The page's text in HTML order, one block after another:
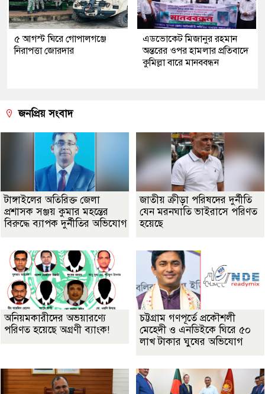
৫ আগস্ট ঘিরে গোপালগঞ্জে
নিরাপত্তা জোরদার
এডভোকেট মিজানুর রহমান
অন্তরের ওপর হামলার প্রতিবাদে
কুমিল্লা বারে মানববন্ধন
জনপ্রিয় সংবাদ
টাঙ্গাইলের অতিরিক্ত জেলা
প্রশাসক সঞ্জয় কুমার মহন্তের
বিরুদ্ধে ব্যাপক দুর্নীতির অভিযোগ
জাতীয় ক্রীড়া পরিষদের দুর্নীতি
যেন মরনঘাতি ভাইরাসে পরিণত
হয়েছে
অনিয়মকারীদের অভয়ারণ্যে
পরিণত হয়েছে অগ্রণী ব্যাংক!
চট্টগ্রাম গণপূর্তে প্রকৌশলী
মেহেদী ও এনডিইকে ঘিরে ৫০
লাখ টাকার ঘুষের অভিযোগ